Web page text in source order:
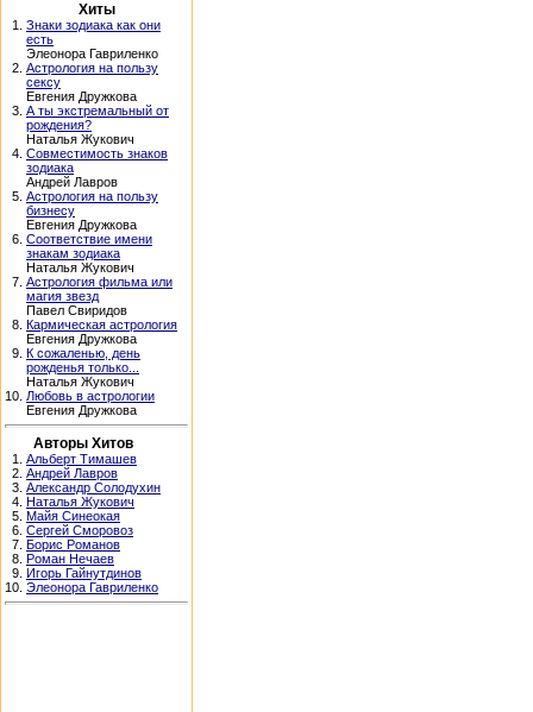
Хиты
1. Знаки зодиака как они
есть
Элеонора Гавриленко
2. Астрология на пользу
сексу
Евгения Дружкова
3. А ты экстремальный от
рождения?
Наталья Жукович
4. Совместимость знаков
зодиака
Андрей Лавров
5. Астрология на пользу
бизнесу
Евгения Дружкова
6. Соответствие имени
знакам зодиака
Наталья Жукович
7. Астрология фильма или
магия звезд
Павел Свиридов
8. Кармическая астрология
Евгения Дружкова
9. К сожаленью, день
рожденья только...
Наталья Жукович
10. Любовь в астрологии
Евгения Дружкова
Авторы Хитов
1. Альберт Тимашев
2. Андрей Лавров
3. Александр Солодухин
4. Наталья Жукович
5. Майя Синеокая
6. Сергей Сморовоз
7. Борис Романов
8. Роман Нечаев
9. Игорь Гайнутдинов
10. Элеонора Гавриленко